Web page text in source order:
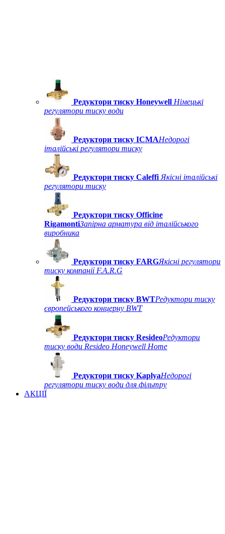
Редуктори тиску Honeywell Німецькі
регулятори тиску води
Редуктори тиску ICMAНедорогі
італійські регулятори тиску
Редуктори тиску Caleffi Якісні італійські
регулятори тиску
Редуктори тиску Officine
RigamontiЗапірна арматура від італійського
виробника
Редуктори тиску FARGЯкісні регулятори
тиску компанії F.A.R.G
Редуктори тиску BWTРедуктори тиску
європейського концерну BWT
Редуктори тиску ResideoРедуктори
тиску води Resideo Honeywell Home
Редуктори тиску KaplyaНедорогі
регулятори тиску води для фільтру
АКЦІЇ